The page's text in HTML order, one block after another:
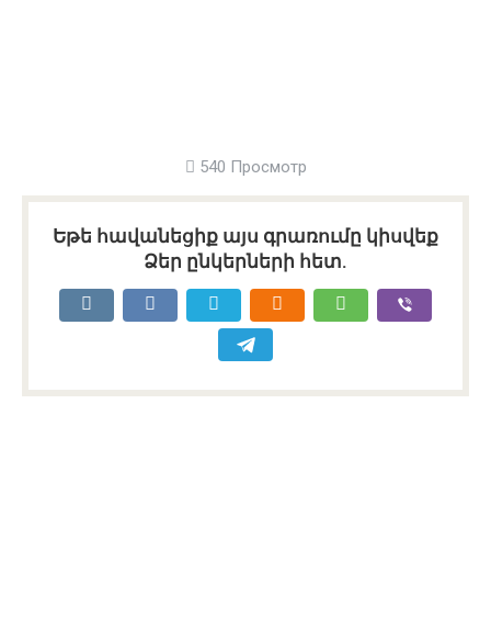
540 Просмотр
Եթե հավանեցիք այս գրառումը կիսվեք
Ձեր ընկերների հետ.